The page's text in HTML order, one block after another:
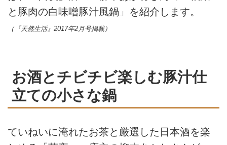
と豚肉の白味噌豚汁風鍋」を紹介します。
（『天然生活』2017年2月号掲載）
お酒とチビチビ楽しむ豚汁仕
立ての小さな鍋
ていねいに淹れたお茶と厳選した日本酒を楽